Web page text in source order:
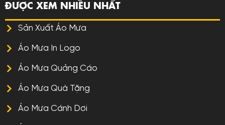
ĐƯỢC XEM NHIỀU NHẤT
Sản Xuất Áo Mưa
Áo Mưa In Logo
Áo Mưa Quảng Cáo
Áo Mưa Quà Tặng
Áo Mưa Cánh Dơi